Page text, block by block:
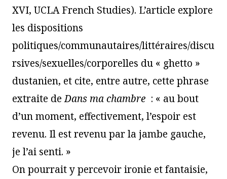
XVI, UCLA French Studies). L’article explore
les dispositions
politiques/communautaires/littéraires/discu
rsives/sexuelles/corporelles du « ghetto »
dustanien, et cite, entre autre, cette phrase
extraite deDans ma chambre : « au bout
d’un moment, effectivement, l’espoir est
revenu. Il est revenu par la jambe gauche,
je l’ai senti. »
On pourrait y percevoir ironie et fantaisie,